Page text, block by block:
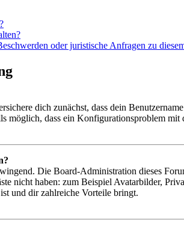
oder juristische Anfragen zu
dich zunächst, dass dein
möglich, dass ein Konfigurationsproblem
Die Board-Administration dieses
nicht haben: zum Beispiel Avatarbilder,
und dir zahlreiche Vorteile bringt.